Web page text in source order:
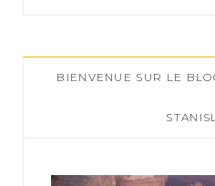
c
h
:
BIENVENUE SUR LE